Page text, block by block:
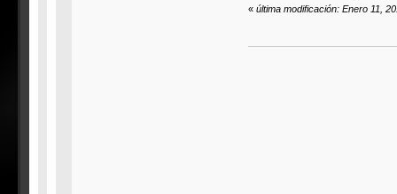
«última modificación: Enero 11,